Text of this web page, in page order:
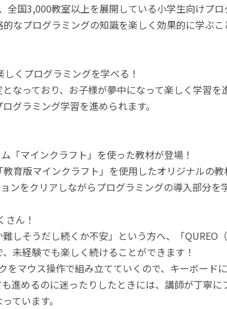
全国3,000教室以上を展開している小学生向けプロ
なプログラミングの知識を楽しく効果的に学ぶこ
くプログラミングを学べる！
なっており、お子様が夢中になって楽しく学習を
グラミング学習を進められます。
「マインクラフト」を使った教材が登場！
育版マインクラフト」を使用したオリジナルの教
をクリアしながらプログラミングの導入部分を
ん！
しそうだし続くか不安」という方へ、「QUREO
未経験でも楽しく続けることができます！
をマウス操作で組み立てていくので、キーボード
進めるのに迷ったりしたときには、講師が丁寧に
ています。